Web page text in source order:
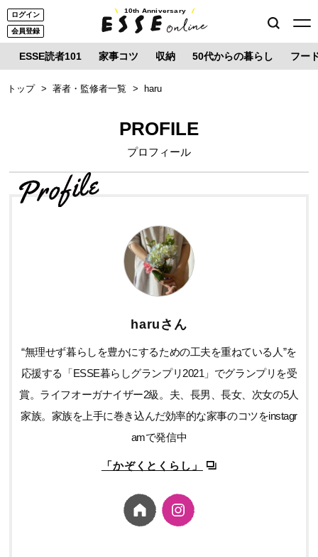
ログイン
会員登録
10th Anniversary
ESSE読者101 家事コツ 収納 50代からの暮らし フー
トップ 著者・監修者一覧 haru
PROFILE
プロフィール
haruさん
“無理せず暮らしを豊かにするための工夫を重ねている人”を
応援する「ESSE暮らしグランプリ2021」でグランプリを受
賞。ライフオーガナイザー2級。夫、長男、長女、次女の5人
家族。家族を上手に巻き込んだ効率的な家事のコツをinstagr
amで発信中
「かぞくとくらし」